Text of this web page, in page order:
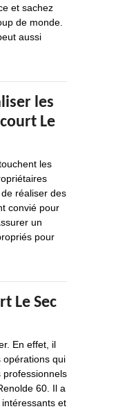
et sachez
de monde.
aussi
les
Le
les
réaliser des
convié pour
un
pour
Le Sec
En effet, il
opérations qui
professionnels
60. Il a
et